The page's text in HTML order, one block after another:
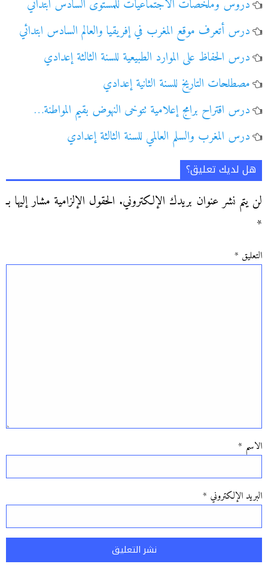
دروس وملخصات الاجتماعيات للمستوى السادس ابتدائي
درس أتعرف موقع المغرب في إفريقيا والعالم السادس ابتدائي
درس الحفاظ على الموارد الطبيعية للسنة الثالثة إعدادي
مصطلحات التاريخ للسنة الثانية إعدادي
درس اقتراح برامج إعلامية تتوخى النهوض بقيم المواطنة…
درس المغرب والسلم العالمي للسنة الثالثة إعدادي
هل لديك تعليق؟
لن يتم نشر عنوان بريدك الإلكتروني. الحقول الإلزامية مشار إليها بـ
*
التعليق *
الاسم *
البريد الإلكتروني *